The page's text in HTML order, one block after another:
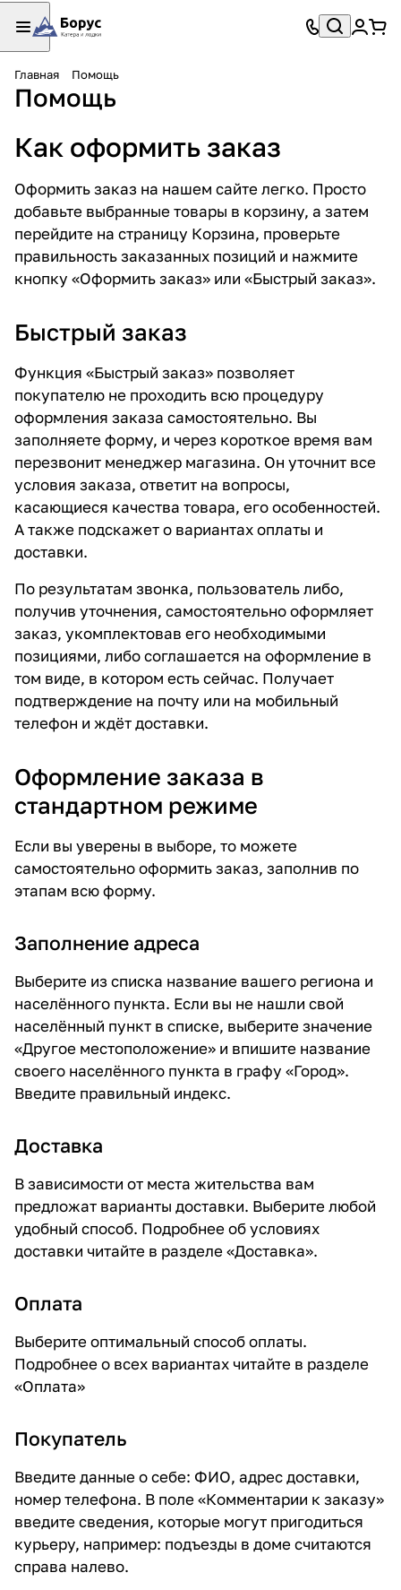
Главная Помощь
Помощь
Как оформить заказ
Оформить заказ на нашем сайте легко. Просто
добавьте выбранные товары в корзину, а затем
перейдите на страницу Корзина, проверьте
правильность заказанных позиций и нажмите
кнопку «Оформить заказ» или «Быстрый заказ».
Быстрый заказ
Функция «Быстрый заказ» позволяет
покупателю не проходить всю процедуру
оформления заказа самостоятельно. Вы
заполняете форму, и через короткое время вам
перезвонит менеджер магазина. Он уточнит все
условия заказа, ответит на вопросы,
касающиеся качества товара, его особенностей.
А также подскажет о вариантах оплаты и
доставки.
По результатам звонка, пользователь либо,
получив уточнения, самостоятельно оформляет
заказ, укомплектовав его необходимыми
позициями, либо соглашается на оформление в
том виде, в котором есть сейчас. Получает
подтверждение на почту или на мобильный
телефон и ждёт доставки.
Оформление заказа в
стандартном режиме
Если вы уверены в выборе, то можете
самостоятельно оформить заказ, заполнив по
этапам всю форму.
Заполнение адреса
Выберите из списка название вашего региона и
населённого пункта. Если вы не нашли свой
населённый пункт в списке, выберите значение
«Другое местоположение» и впишите название
своего населённого пункта в графу «Город».
Введите правильный индекс.
Доставка
В зависимости от места жительства вам
предложат варианты доставки. Выберите любой
удобный способ. Подробнее об условиях
доставки читайте в разделе «Доставка».
Оплата
Выберите оптимальный способ оплаты.
Подробнее о всех вариантах читайте в разделе
«Оплата»
Покупатель
Введите данные о себе: ФИО, адрес доставки,
номер телефона. В поле «Комментарии к заказу»
введите сведения, которые могут пригодиться
курьеру, например: подъезды в доме считаются
справа налево.